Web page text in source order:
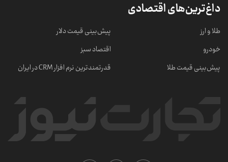
داغ‌ترین‌های اقتصادی
طلا و ارز
خودرو
پیش‌بینی قیمت طلا
پیش‌بینی قیمت دلار
اقتصاد سبز
قدرتمندترین نرم‌ افزار CRM در ایران